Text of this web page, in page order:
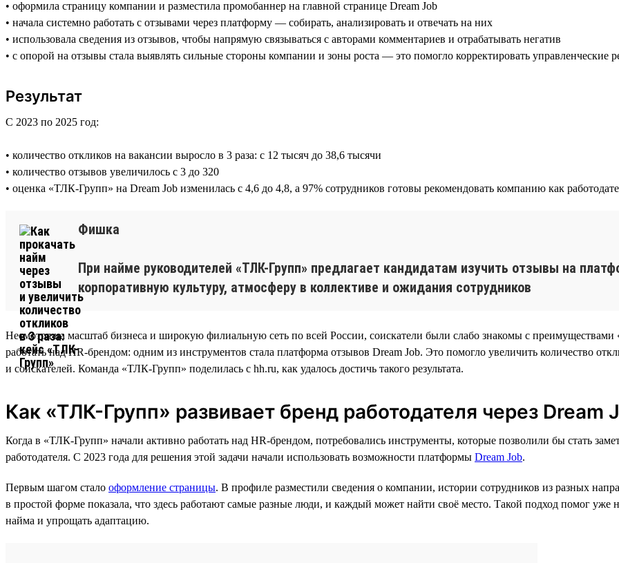
• оформила страницу компании и разместила промобаннер на главной странице Dream Job
• начала системно работать с отзывами через платформу — собирать, анализировать и отвечать на них
• использовала сведения из отзывов, чтобы напрямую связываться с авторами комментариев и отрабатывать негатив
• с опорой на отзывы стала выявлять сильные стороны компании и зоны роста — это помогло корректировать управленческие
Результат
С 2023 по 2025 год:
• количество откликов на вакансии выросло в 3 раза: с 12 тысяч до 38,6 тысячи
• количество отзывов увеличилось с 3 до 320
• оценка «ТЛК-Групп» на Dream Job изменилась с 4,6 до 4,8, а 97% сотрудников готовы рекомендовать компанию как
Фишка
При найме руководителей «ТЛК-Групп» предлагает кандидатам изучить отзывы на
корпоративную культуру, атмосферу в коллективе и ожидания сотрудников
Несмотря на масштаб бизнеса и широкую филиальную сеть по всей России, соискатели были слабо знакомы с
работать над HR-брендом: одним из инструментов стала платформа отзывов Dream Job. Это помогло увеличить количество
и соискателей. Команда «ТЛК-Групп» поделилась с hh.ru, как удалось достичь такого результата.
Как «ТЛК-Групп» развивает бренд работодателя через Dream
Когда в «ТЛК-Групп» начали активно работать над HR-брендом, потребовались инструменты, которые позволили бы стать
работодателя. С 2023 года для решения этой задачи начали использовать возможности платформы Dream Job.
Первым шагом стало оформление страницы. В профиле разместили сведения о компании, истории сотрудников из разных
в простой форме показала, что здесь работают самые разные люди, и каждый может найти своё место. Такой подход помог уже
найма и упрощать адаптацию.